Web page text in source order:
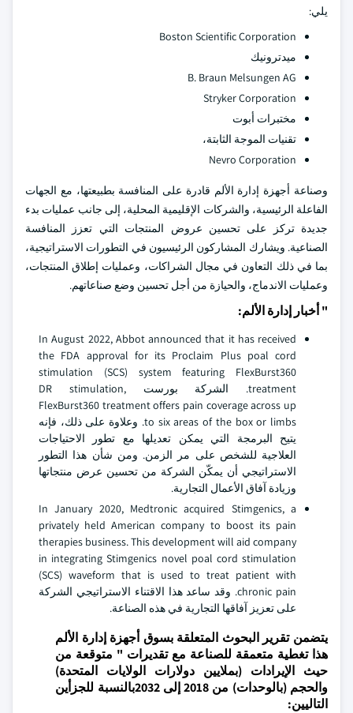
يلي:
Boston Scientific Corporation
ميدترونيك
B. Braun Melsungen AG
Stryker Corporation
مختبرات أبوت
تقنيات الموجة الثابتة،
Nevro Corporation
وصناعة أجهزة إدارة الألم قادرة على المنافسة بطبيعتها، مع الجهات
الفاعلة الرئيسية، والشركات الإقليمية المحلية، إلى جانب عمليات بدء
جديدة تركز على تحسين عروض المنتجات التي تعزز المنافسة
الصناعية. ويشارك المشاركون الرئيسيون في التطورات الاستراتيجية،
بما في ذلك التعاون في مجال الشراكات، وعمليات إطلاق المنتجات،
وعمليات الاندماج، والحيازة من أجل تحسين وضع صناعاتهم.
" أخبار إدارة الألم:
In August 2022, Abbot announced that it has received
the FDA approval for its Proclaim Plus poal cord
stimulation (SCS) system featuring FlexBurst360
treatment. الشركة بورست DR stimulation,
FlexBurst360 treatment offers pain coverage across up
to six areas of the box or limbs. وعلاوة على ذلك، فإنه
يتيح البرمجة التي يمكن تعديلها مع تطور الاحتياجات
العلاجية للشخص على مر الزمن. ومن شأن هذا التطور
الاستراتيجي أن يمكّن الشركة من تحسين عرض منتجاتها
وزيادة آفاق الأعمال التجارية.
In January 2020, Medtronic acquired Stimgenics, a
privately held American company to boost its pain
therapies business. This development will aid company
in integrating Stimgenics novel poal cord stimulation
(SCS) waveform that is used to treat patient with
chronic pain. وقد ساعد هذا الاقتناء الاستراتيجي الشركة
على تعزيز آفاقها التجارية في هذه الصناعة.
يتضمن تقرير البحوث المتعلقة بسوق أجهزة إدارة الألم
هذا تغطية متعمقة للصناعة مع تقديرات " متوقعة من
حيث الإيرادات (بملايين دولارات الولايات المتحدة)
والحجم (بالوحدات) من 2018 إلى 2032بالنسبة للجزأين
التاليين: